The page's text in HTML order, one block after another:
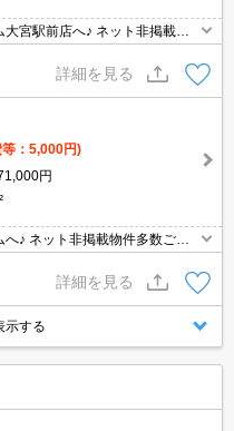
宮駅前店へ♪ ネット非掲載物
な方】【初期安物件】【クレジ
介手数料無料 『ご来店初めて
詳細を見る
：5,000円)
円
♪ ネット非掲載物件多数ござ
期安物件】【クレジット決済
料 無料※『ご来店初めてのお
詳細を見る
示する